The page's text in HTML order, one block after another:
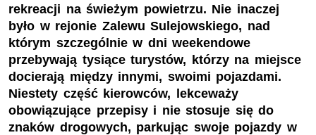
rekreacji na świeżym powietrzu. Nie inaczej
było w rejonie Zalewu Sulejowskiego, nad
którym szczególnie w dni weekendowe
przebywają tysiące turystów, którzy na miejsce
docierają między innymi, swoimi pojazdami.
Niestety część kierowców, lekceważy
obowiązujące przepisy i nie stosuje się do
znaków drogowych, parkując swoje pojazdy w